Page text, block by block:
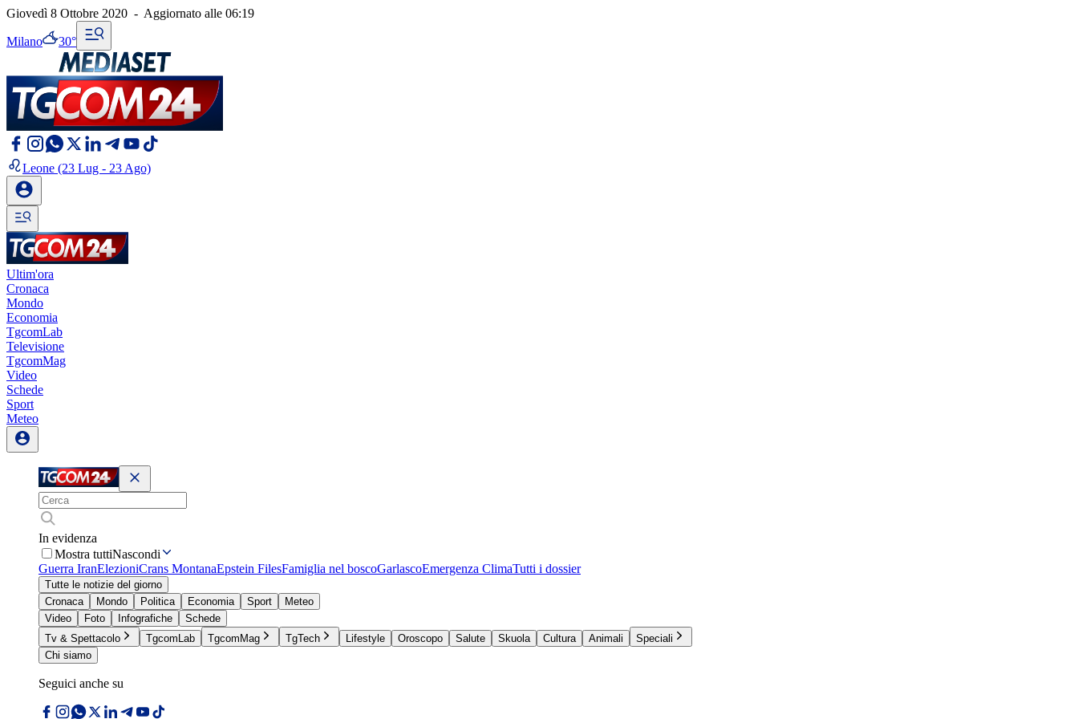
Giovedì 8 Ottobre 2020 - Aggiornato alle 06:19
Milano 30°
Leone (23 Lug - 23 Ago)
Ultim'ora
Cronaca
Mondo
Economia
TgcomLab
Televisione
TgcomMag
Video
Schede
Sport
Meteo
In evidenza
Mostra tuttiNascondi
Guerra IranElezioniCrans MontanaEpstein FilesFamiglia nel boscoGarlascoEmergenza ClimaTutti i dossier
Tutte le notizie del giorno
Cronaca
Mondo Politica Economia Sport
Meteo
Video
Foto Infografiche
Schede
Tv & Spettacolo
TgcomLab TgcomMag TgTech Lifestyle Oroscopo Salute Skuola Cultura Animali
Speciali
Chi siamo
Seguici anche su